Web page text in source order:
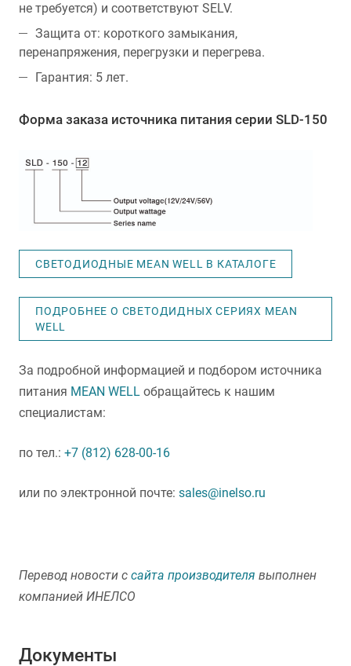
не требуется) и соответствуют SELV.
Защита от: короткого замыкания,
перенапряжения, перегрузки и перегрева.
Гарантия: 5 лет.
Форма заказа источника питания серии SLD-150
СВЕТОДИОДНЫЕ MEAN WELL В КАТАЛОГЕ
ПОДРОБНЕЕ О СВЕТОДИДНЫХ СЕРИЯХ MEAN
WELL
За подробной информацией и подбором источника
питания MEAN WELL обращайтесь к нашим
специалистам:
по тел.: +7 (812) 628-00-16
или по электронной почте: sales@inelso.ru
Перевод новости с сайта производителя выполнен
компанией ИНЕЛСО
Документы